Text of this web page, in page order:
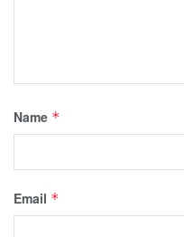
Name *
Email *